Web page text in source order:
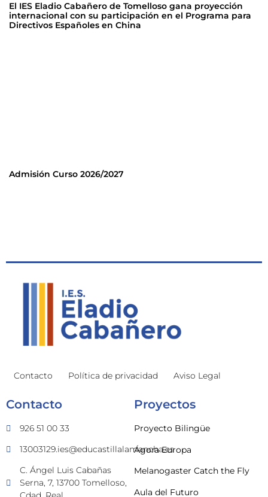
El IES Eladio Cabañero de Tomelloso gana proyección
internacional con su participación en el Programa para
Directivos Españoles en China
Admisión Curso 2026/2027
Contacto Política de privacidad Aviso Legal
Contacto
926 51 00 33
13003129.ies@educastillalamancha.es
C. Ángel Luis Cabañas
Serna, 7, 13700 Tomelloso,
Proyectos
Proyecto Bilingüe
Ágora Europa
Melanogaster Catch the Fly
Aula del Futuro